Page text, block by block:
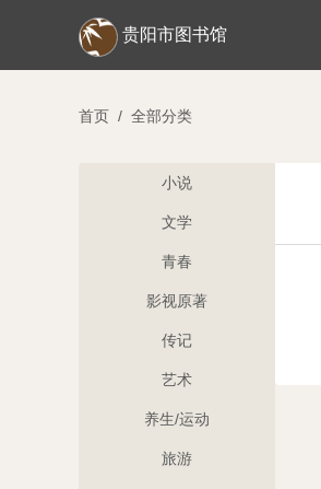
贵阳市图书馆
首页 / 全部分类
小说
文学
青春
影视原著
传记
艺术
养生/运动
旅游